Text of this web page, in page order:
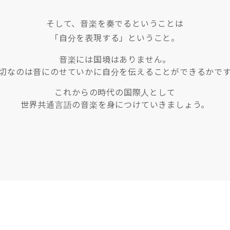
そして、音楽を奏でるということは
「自分を表現する」ということ。
音楽には国境はありません。
なのは音にのせていかに自分を伝えることができるかで
これからの時代の国際人として
世界共通言語の音楽を身につけていきましょう。